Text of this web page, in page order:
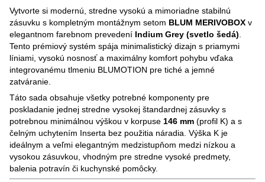
Vytvorte si modernú, stredne vysokú a mimoriadne stabilnú
zásuvku s kompletným montážnym setom BLUM MERIVOBOX v
elegantnom farebnom prevedení Indium Grey (svetlo šedá)
Tento prémiový systém spája minimalistický dizajn s priamymi
líniami, vysokú nosnosť a maximálny komfort pohybu vďaka
integrovanému tlmeniu BLUMOTION pre tiché a jemné
zatváranie.
Táto sada obsahuje všetky potrebné komponenty pre
poskladanie jednej stredne vysokej štandardnej zásuvky s
potrebnou minimálnou výškou v korpuse 146 mm (profil K) a s
čelným uchytením Inserta bez použitia náradia. Výška K je
ideálnym a veľmi elegantným medzistupňom medzi nízkou a
vysokou zásuvkou, vhodným pre stredne vysoké predmety,
balenia potravín či kuchynské pomôcky.